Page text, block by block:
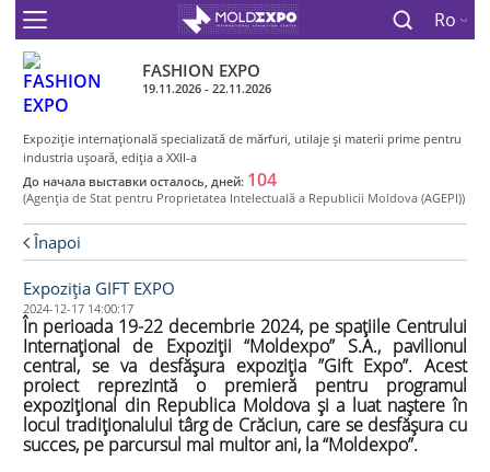
Ro
FASHION EXPO
19.11.2026 - 22.11.2026
Expoziţie internaţională specializată de mărfuri, utilaje şi materii prime pentru
industria uşoară, ediţia a XXII-a
До начала выставки осталось, дней: 104
(Agenţia de Stat pentru Proprietatea Intelectuală a Republicii Moldova (AGEPI))
Înapoi
Expoziția GIFT EXPO
2024-12-17 14:00:17
În perioada 19-22 decembrie 2024, pe spațiile Centrului
Internațional de Expoziții “Moldexpo” S.A., pavilionul
central, se va desfășura expoziția ”Gift Expo”. Acest
proiect reprezintă o premieră pentru programul
expozițional din Republica Moldova și a luat naștere în
locul tradiționalului târg de Crăciun, care se desfășura cu
succes, pe parcursul mai multor ani, la “Moldexpo”.